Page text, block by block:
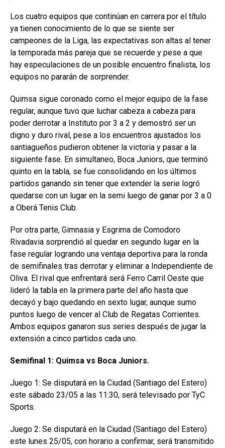
Los cuatro equipos que continúan en carrera por el título
ya tienen conocimiento de lo que se siente ser
campeones de la Liga, las expectativas son altas al tener
la temporada más pareja que se recuerde y pese a que
hay especulaciones de un posible encuentro finalista, los
equipos no pararán de sorprender.
Quimsa sigue coronado como el mejor equipo de la fase
regular, aunque tuvo que luchar cabeza a cabeza para
poder derrotar a Instituto por 3 a 2 y demostró ser un
digno y duro rival, pese a los encuentros ajustados los
santiagueños pudieron obtener la victoria y pasar a la
siguiente fase. En simultaneo, Boca Juniors, que terminó
quinto en la tabla, se fue consolidando en los últimos
partidos ganando sin tener que extender la serie logró
quedarse con un lugar en la semi luego de ganar por 3 a 0
a Oberá Tenis Club.
Por otra parte, Gimnasia y Esgrima de Comodoro
Rivadavia sorprendió al quedar en segundo lugar en la
fase regular logrando una ventaja deportiva para la ronda
de semifinales tras derrotar y eliminar a Independiente de
Oliva. El rival que enfrentará será Ferro Carril Oeste que
lideró la tabla en la primera parte del año hasta que
decayó y bajo quedando en sexto lugar, aunque sumo
puntos luego de vencer al Club de Regatas Corrientes.
Ambos equipos ganaron sus series después de jugar la
extensión a cinco partidos cada uno.
Semifinal 1: Quimsa vs Boca Juniors.
Juego 1: Se disputará en la Ciudad (Santiago del Estero)
este sábado 23/05 a las 11:30, será televisado por TyC
Sports.
Juego 2: Se disputará en la Ciudad (Santiago del Estero)
este lunes 25/05, con horario a confirmar, será transmitido